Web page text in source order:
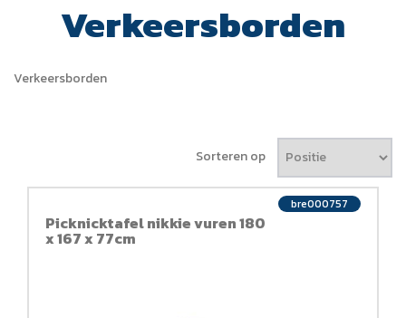
Verkeersborden
Verkeersborden
Sorteren op
Picknicktafel nikkie vuren 180
x 167 x 77cm
bre000757